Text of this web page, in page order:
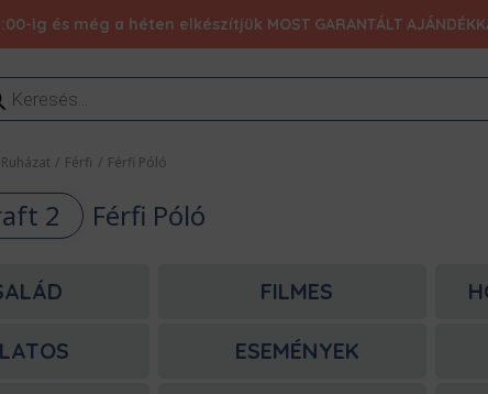
ig és még a héten elkészítjük MOST GARANTÁLT
Ruházat / Férfi / Férfi Póló
2 Férfi Póló
FILMES
ESEMÉNYEK